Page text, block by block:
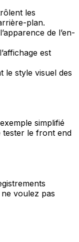
les
plan.
de l’en-
est
le style visuel des
simplifié
tester le front end
voulez pas